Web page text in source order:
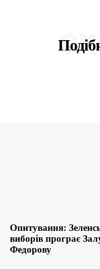
Опитування:
виборів програє
Федорову